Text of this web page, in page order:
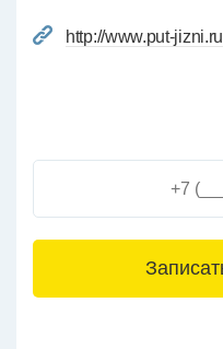
http://www.put-jizni.ru
3+6=